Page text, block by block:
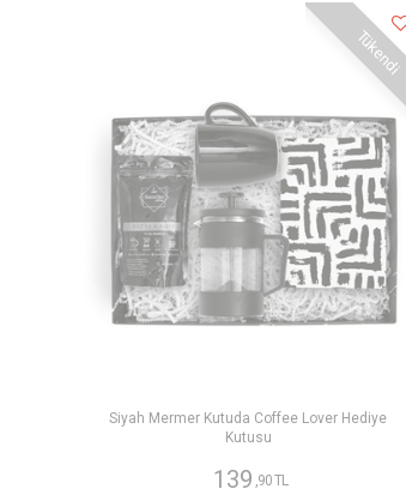
Tükendi
Siyah Mermer Kutuda Coffee Lover Hediye
Kutusu
139 ,90 TL